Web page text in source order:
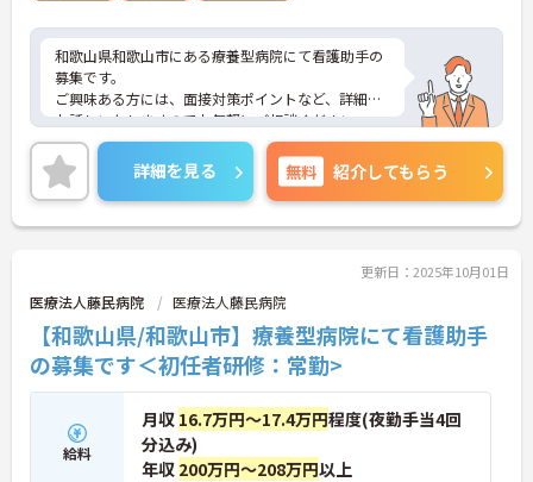
和歌山県和歌山市にある療養型病院にて看護助手の
募集です。
ご興味ある方には、面接対策ポイントなど、詳細を
お話しいたしますのでお気軽にご相談ください。
詳細を見る 無料 紹介してもらう
更新日：2025年10月01日
医療法人藤民病院 医療法人藤民病院
【和歌山県/和歌山市】療養型病院にて看護助手
の募集です＜初任者研修：常勤>
給料
月収 16.7万円～17.4万円程度(夜勤手当4回
分込み)
年収 200万円～208万円以上